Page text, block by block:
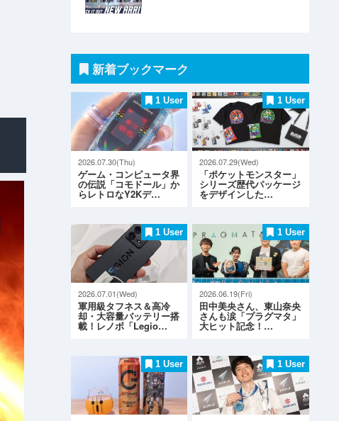
新着ブックマーク
1 User
2026.07.30(Thu)
ゲーム・コンピュータ界
の伝説「コモドール」か
らレトロなY2Kデ…
1 User
2026.07.29(Wed)
「ポケットモンスター」
シリーズ歴代パッケージ
をデザインした…
1 User
2026.07.01(Wed)
軍用級タフネス＆高冷
却・大容量バッテリー搭
載！レノボ「Legio…
1 User
2026.06.19(Fri)
田中美央さん、東山奈央
さんも涙「プラグマタ」
大ヒット記念！…
1 User 1 User